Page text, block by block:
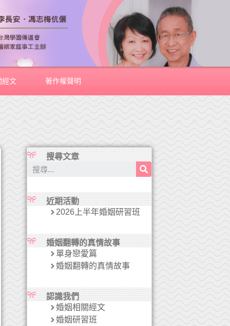
經文 著作權聲明
搜尋文章
近期活動
2026上半年婚姻研習班
婚姻翻轉的真情故事
單身戀愛篇
婚姻翻轉的真情故事
認識我們
婚姻相關經文
婚姻研習班